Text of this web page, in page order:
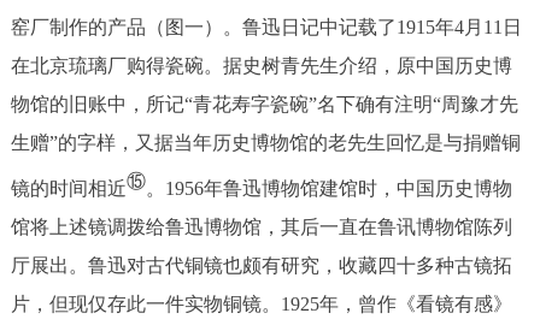
窑厂制作的产品（图一）。鲁迅日记中记载了1915年4月11日
在北京琉璃厂购得瓷碗。据史树青先生介绍，原中国历史博
物馆的旧账中，所记“青花寿字瓷碗”名下确有注明“周豫才先
生赠”的字样，又据当年历史博物馆的老先生回忆是与捐赠铜
镜的时间相近⑮。1956年鲁迅博物馆建馆时，中国历史博物
馆将上述镜调拨给鲁迅博物馆，其后一直在鲁讯博物馆陈列
厅展出。鲁迅对古代铜镜也颇有研究，收藏四十多种古镜拓
片，但现仅存此一件实物铜镜。1925年，曾作《看镜有感》